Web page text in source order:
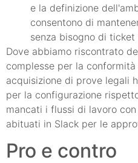
e la definizione
consentono di
senza bisogno di
Dove abbiamo riscontrato
complesse per la
acquisizione di prove legali
per la configurazione
mancati i flussi di lavoro
abituati in Slack per le
Pro e contro